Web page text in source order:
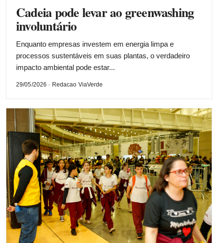
Cadeia pode levar ao greenwashing
involuntário
Enquanto empresas investem em energia limpa e
processos sustentáveis em suas plantas, o verdadeiro
impacto ambiental pode estar...
29/05/2026 · Redacao ViaVerde